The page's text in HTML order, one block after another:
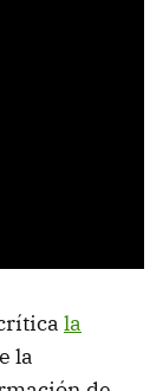
la
la